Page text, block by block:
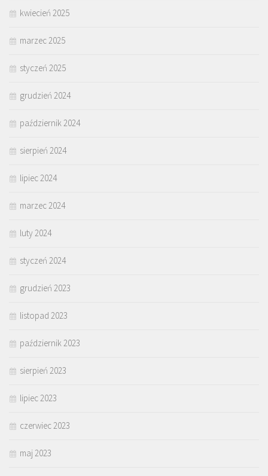
kwiecień 2025
marzec 2025
styczeń 2025
grudzień 2024
październik 2024
sierpień 2024
lipiec 2024
marzec 2024
luty 2024
styczeń 2024
grudzień 2023
listopad 2023
październik 2023
sierpień 2023
lipiec 2023
czerwiec 2023
maj 2023